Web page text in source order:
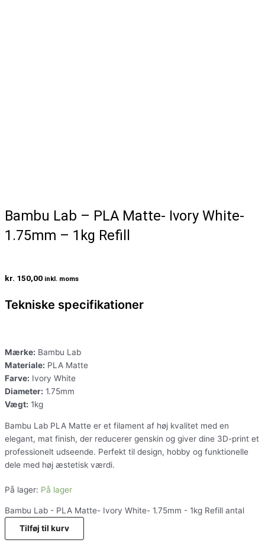
Bambu Lab – PLA Matte- Ivory White-
1.75mm – 1kg Refill
kr. 150,00 inkl. moms
Tekniske specifikationer
Mærke: Bambu Lab
Materiale: PLA Matte
Farve: Ivory White
Diameter: 1.75mm
Vægt: 1kg
Bambu Lab PLA Matte er et filament af høj kvalitet med en
elegant, mat finish, der reducerer genskin og giver dine 3D-print et
professionelt udseende. Perfekt til design, hobby og funktionelle
dele med høj æstetisk værdi.
På lager: På lager
Bambu Lab - PLA Matte- Ivory White- 1.75mm - 1kg Refill antal
Tilføj til kurv